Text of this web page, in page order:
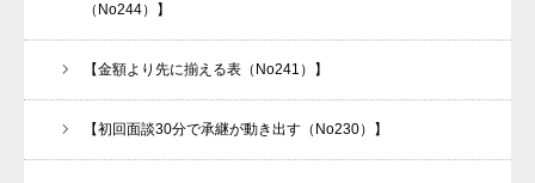
（No244）】
【金額より先に揃える表（No241）】
【初回面談30分で承継が動き出す（No230）】